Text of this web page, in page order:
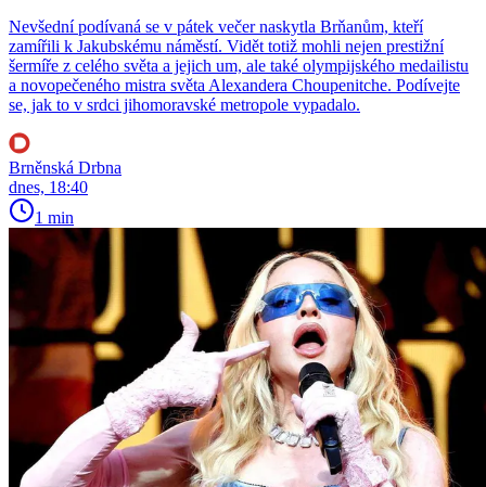
Nevšední podívaná se v pátek večer naskytla Brňanům, kteří
zamířili k Jakubskému náměstí. Vidět totiž mohli nejen prestižní
šermíře z celého světa a jejich um, ale také olympijského medailistu
a novopečeného mistra světa Alexandera Choupenitche. Podívejte
se, jak to v srdci jihomoravské metropole vypadalo.
Brněnská Drbna
dnes, 18:40
1 min